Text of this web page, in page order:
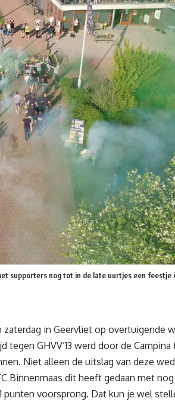
supporters nog tot in de late uurtjes een feestje
in Geervliet op overtuigende
GHVV’13 werd door de
Niet alleen de uitslag van deze
Binnenmaas dit heeft gedaan met nog
punten voorsprong. Dat kun je wel